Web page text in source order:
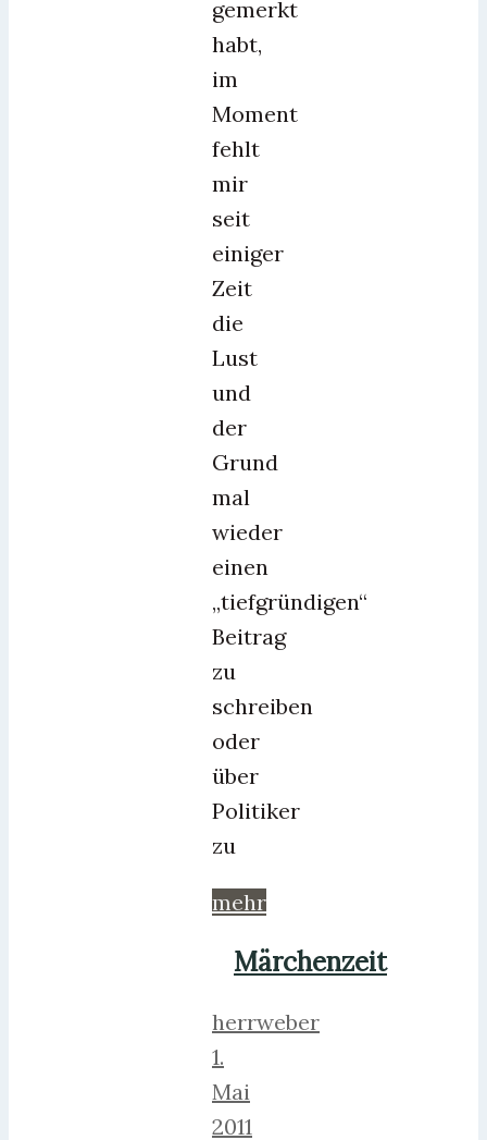
gemerkt
habt,
im
Moment
fehlt
mir
seit
einiger
Zeit
die
Lust
und
der
Grund
mal
wieder
einen
„tiefgründigen“
Beitrag
zu
schreiben
oder
über
Politiker
zu
mehr
Märchenzeit
herrweber
1.
Mai
2011